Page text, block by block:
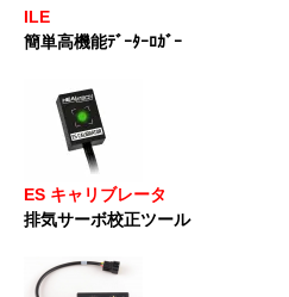
ILE
簡単高機能ﾃﾞｰﾀｰﾛｶﾞｰ
ES キャリブレータ
排気サーボ校正ツール